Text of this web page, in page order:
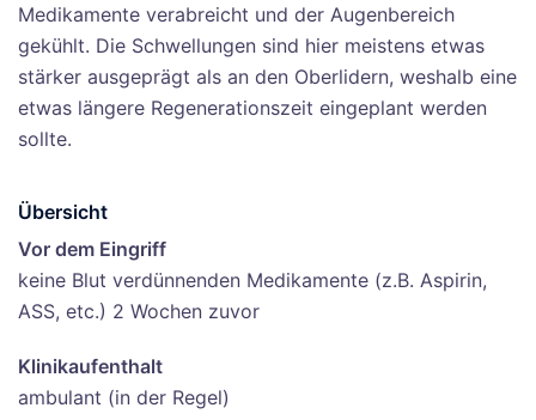
Medikamente verabreicht und der Augenbereich
gekühlt. Die Schwellungen sind hier meistens etwas
stärker ausgeprägt als an den Oberlidern, weshalb eine
etwas längere Regenerationszeit eingeplant werden
sollte.
Übersicht
Vor dem Eingriff
keine Blut verdünnenden Medikamente (z.B. Aspirin,
ASS, etc.) 2 Wochen zuvor
Klinikaufenthalt
ambulant (in der Regel)